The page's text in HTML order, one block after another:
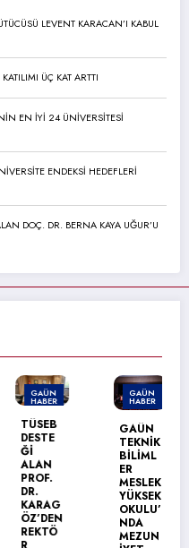
LEVENT KARACAN’I KABUL
ÜÇ KAT ARTTI
EN İYİ 24 ÜNİVERSİTESİ
ENDEKSİ HEDEFLERİ
DOÇ. DR. BERNA KAYA UĞUR’U
GAÜN
HABER
TÜSEB
DESTE
Ğİ
ALAN
PROF.
DR.
KARAG
ÖZ’DEN
REKTÖ
GAÜN
HABER
GAÜN
TEKNİK
BİLİML
ER
MESLEK
YÜKSEK
OKULU’
NDA
MEZUN